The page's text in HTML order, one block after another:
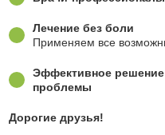
Лечение без боли
Применяем все
Эффективное
проблемы
Дорогие друзья!